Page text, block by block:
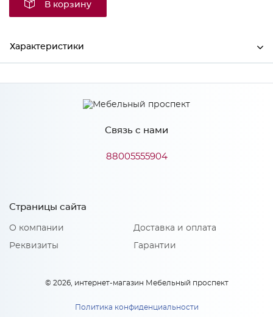
В корзину
Характеристики
Ширина 497
712
16
Сурская мебель
Материал
Количество упаковок: 1
Связь с нами
88005555904
Страницы сайта
О компании
Реквизиты
Доставка и оплата
Гарантии
© 2026, интернет-магазин Мебельный проспект
Политика конфиденциальности